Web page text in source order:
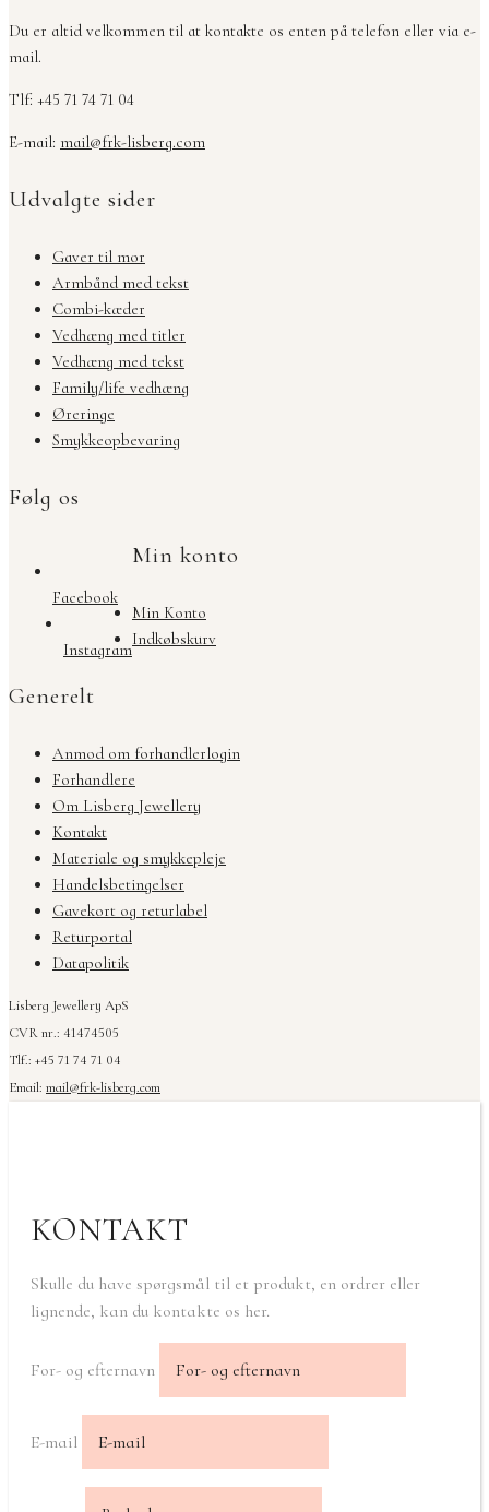
Du er altid velkommen til at kontakte os enten på telefon eller via e-
mail.
Tlf: +45 71 74 71 04
E-mail: mail@frk-lisberg.com
Udvalgte sider
Gaver til mor
Armbånd med tekst
Combi-kæder
Vedhæng med titler
Vedhæng med tekst
Family/life vedhæng
Øreringe
Smykkeopbevaring
Følg os
Facebook
Instagram
Min konto
Min Konto
Indkøbskurv
Generelt
Anmod om forhandlerlogin
Forhandlere
Om Lisberg Jewellery
Kontakt
Materiale og smykkepleje
Handelsbetingelser
Gavekort og returlabel
Returportal
Datapolitik
Lisberg Jewellery ApS
CVR nr.: 41474505
Tlf.: +45 71 74 71 04
Email: mail@frk-lisberg.com
KONTAKT
Skulle du have spørgsmål til et produkt, en ordrer eller
lignende, kan du kontakte os her.
For- og efternavn
E-mail